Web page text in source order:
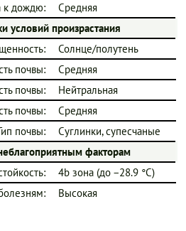
к дождю:
Средняя
условий произрастания
Солнце/полутень
почвы:
Средняя
почвы:
Нейтральная
почвы:
Средняя
почвы:
Суглинки, супесчаные
факторам
4b зона (до −28.9 °C)
Высокая